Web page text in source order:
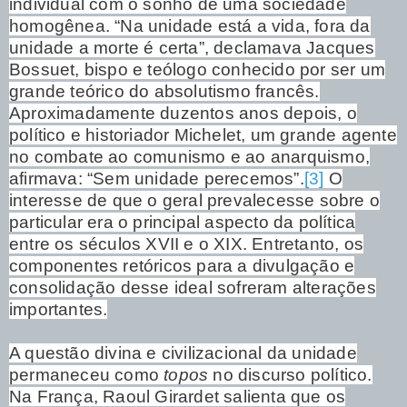
individual com o sonho de uma sociedade
homogênea. “Na unidade está a vida, fora da
unidade a morte é certa”, declamava Jacques
Bossuet, bispo e teólogo conhecido por ser um
grande teórico do absolutismo francês.
Aproximadamente duzentos anos depois, o
político e historiador Michelet, um grande agente
no combate ao comunismo e ao anarquismo,
afirmava: “Sem unidade perecemos”.[3] O
interesse de que o geral prevalecesse sobre o
particular era o principal aspecto da política
entre os séculos XVII e o XIX. Entretanto, os
componentes retóricos para a divulgação e
consolidação desse ideal sofreram alterações
importantes.
A questão divina e civilizacional da unidade
permaneceu como topos no discurso político.
Na França, Raoul Girardet salienta que os